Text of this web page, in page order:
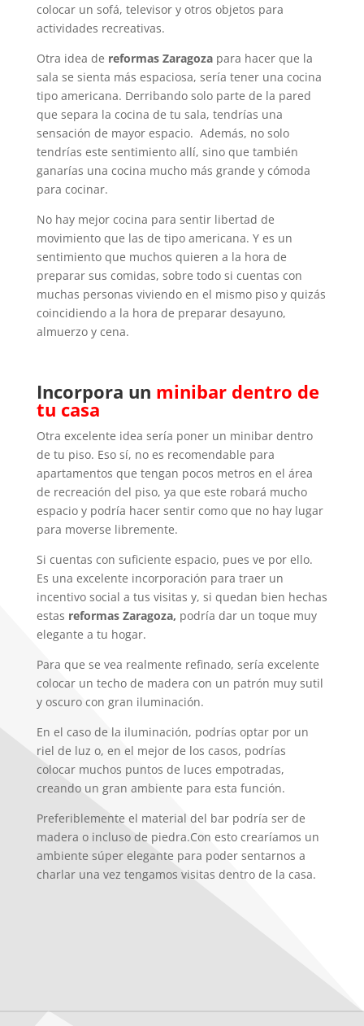
colocar un sofá, televisor y otros objetos para
actividades recreativas.
Otra idea de reformas Zaragozapara hacer que la
sala se sienta más espaciosa, sería tener una cocina
tipo americana. Derribando solo parte de la pared
que separa la cocina de tu sala, tendrías una
sensación de mayor espacio. Además, no solo
tendrías este sentimiento allí, sino que también
ganarías una cocina mucho más grande y cómoda
para cocinar.
No hay mejor cocina para sentir libertad de
movimiento que las de tipo americana. Y es un
sentimiento que muchos quieren a la hora de
preparar sus comidas, sobre todo si cuentas con
muchas personas viviendo en el mismo piso y quizás
coincidiendo a la hora de preparar desayuno,
almuerzo y cena.
Incorpora un minibar dentro de
tu casa
Otra excelente idea sería poner un minibar dentro
de tu piso. Eso sí, no es recomendable para
apartamentos que tengan pocos metros en el área
de recreación del piso, ya que este robará mucho
espacio y podría hacer sentir como que no hay lugar
para moverse libremente.
Si cuentas con suficiente espacio, pues ve por ello.
Es una excelente incorporación para traer un
incentivo social a tus visitas y, si quedan bien hechas
estas reformas Zaragoza, podría dar un toque muy
elegante a tu hogar.
Para que se vea realmente refinado, sería excelente
colocar un techo de madera con un patrón muy sutil
y oscuro con gran iluminación.
En el caso de la iluminación, podrías optar por un
riel de luz o, en el mejor de los casos, podrías
colocar muchos puntos de luces empotradas,
creando un gran ambiente para esta función.
Preferiblemente el material del bar podría ser de
madera o incluso de piedra.Con esto crearíamos un
ambiente súper elegante para poder sentarnos a
charlar una vez tengamos visitas dentro de la casa.